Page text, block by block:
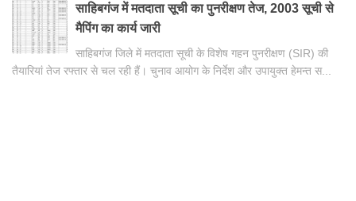
साहिबगंज में मतदाता सूची का पुनरीक्षण तेज, 2003 सूची से
मैपिंग का कार्य जारी
साहिबगंज जिले में मतदाता सूची के विशेष गहन पुनरीक्षण (SIR) की
तैयारियां तेज रफ्तार से चल रही हैं। चुनाव आयोग के निर्देश और उपायुक्त हेमन्त स...